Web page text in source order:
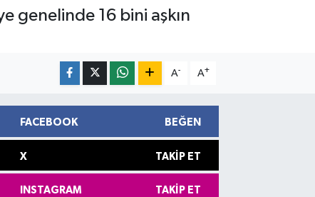
genelinde 16 bini aşkın
A- A+
FACEBOOK BEĞEN
X TAKIP ET
INSTAGRAM TAKIP ET